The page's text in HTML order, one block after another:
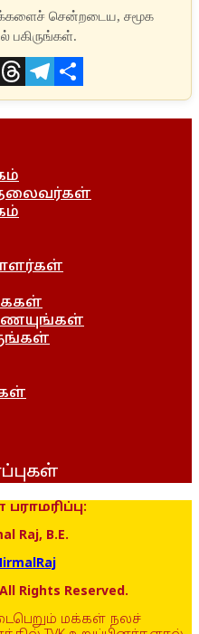
ThreadsTelegram
Share
Raj, B.E.
Rights Reserved.
மக்கள் நலச்